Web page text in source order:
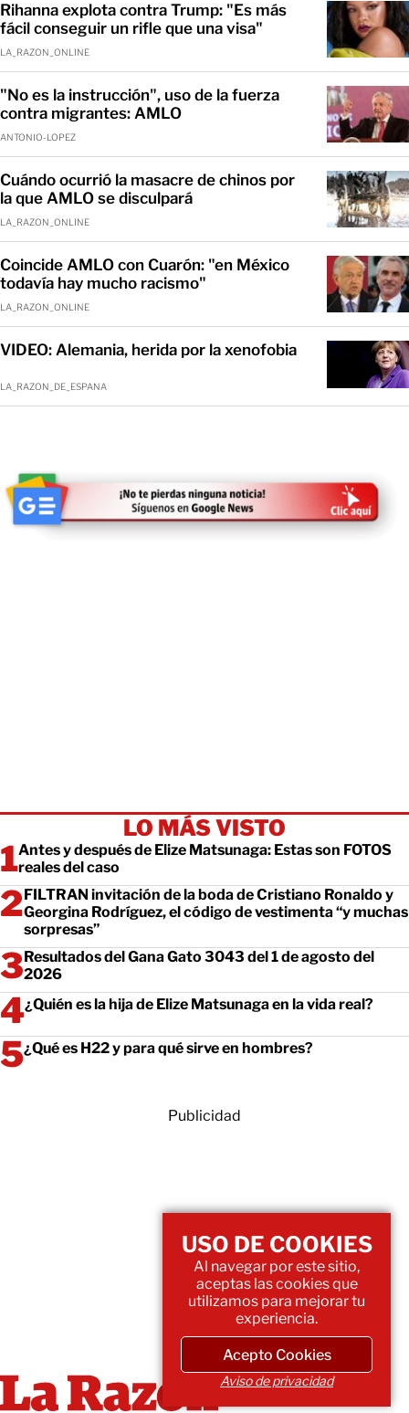
Rihanna explota contra Trump: "Es más
fácil conseguir un rifle que una visa"
LA_RAZON_ONLINE
"No es la instrucción", uso de la fuerza
contra migrantes: AMLO
ANTONIO-LOPEZ
Cuándo ocurrió la masacre de chinos por
la que AMLO se disculpará
LA_RAZON_ONLINE
Coincide AMLO con Cuarón: "en México
todavía hay mucho racismo"
LA_RAZON_ONLINE
VIDEO: Alemania, herida por la xenofobia
LA_RAZON_DE_ESPANA
LO MÁS VISTO
Antes y después de Elize Matsunaga: Estas son FOTOS
reales del caso
FILTRAN invitación de la boda de Cristiano Ronaldo y
Georgina Rodríguez, el código de vestimenta “y muchas
sorpresas”
Resultados del Gana Gato 3043 del 1 de agosto del
2026
¿Quién es la hija de Elize Matsunaga en la vida real?
¿Qué es H22 y para qué sirve en hombres?
Publicidad
USO DE COOKIES
Al navegar por este sitio,
aceptas las cookies que
utilizamos para mejorar tu
experiencia.
Acepto Cookies
Aviso de privacidad